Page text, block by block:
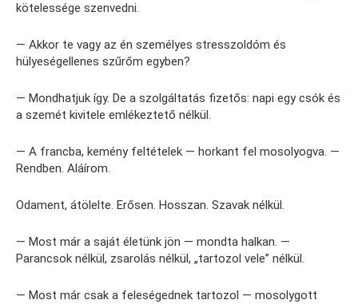
kötelessége szenvedni.
— Akkor te vagy az én személyes stresszoldóm és
hülyeségellenes szűrőm egyben?
— Mondhatjuk így. De a szolgáltatás fizetős: napi egy csók és
a szemét kivitele emlékeztető nélkül.
— A francba, kemény feltételek — horkant fel mosolyogva. —
Rendben. Aláírom.
Odament, átölelte. Erősen. Hosszan. Szavak nélkül.
— Most már a saját életünk jön — mondta halkan. —
Parancsok nélkül, zsarolás nélkül, „tartozol vele” nélkül.
— Most már csak a feleségednek tartozol — mosolygott